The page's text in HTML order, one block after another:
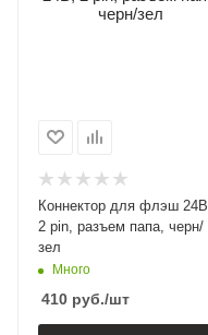
Коннектор для флэш 24В,
2 pin, разъем папа, черн/
зел
Много
410 руб./шт